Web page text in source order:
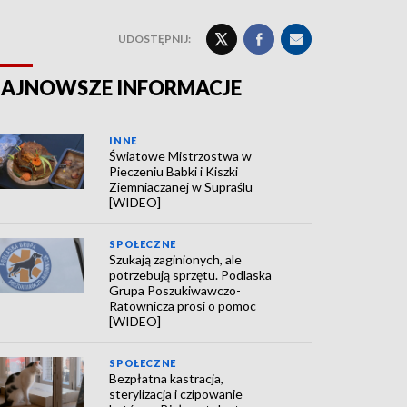
UDOSTĘPNIJ:
INFORMACJE
INNE
Światowe Mistrzostwa w
Pieczeniu Babki i Kiszki
Ziemniaczanej w Supraślu
[WIDEO]
SPOŁECZNE
Szukają zaginionych, ale
potrzebują sprzętu. Podlaska
Grupa Poszukiwawczo-
Ratownicza prosi o pomoc
[WIDEO]
SPOŁECZNE
Bezpłatna kastracja,
sterylizacja i czipowanie